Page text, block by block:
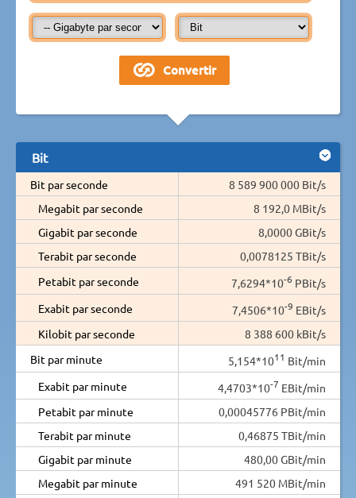
Bit
Bit par seconde
8 589 900 000 Bit/s
Megabit par seconde
8 192,0 MBit/s
Gigabit par seconde
8,0000 GBit/s
Terabit par seconde
0,0078125 TBit/s
Petabit par seconde
7,6294*10-6 PBit/s
Exabit par seconde
7,4506*10-9 EBit/s
Kilobit par seconde
8 388 600 kBit/s
Bit par minute
5,154*1011 Bit/min
Exabit par minute
4,4703*10-7 EBit/min
Petabit par minute
0,00045776 PBit/min
Terabit par minute
0,46875 TBit/min
Gigabit par minute
480,00 GBit/min
Megabit par minute
491 520 MBit/min